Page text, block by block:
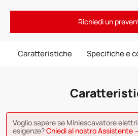
Richiedi un
Caratteristiche Specifiche e
Voglio sapere se Miniescavatore
esigenze?Chiedi al nostro Assistente